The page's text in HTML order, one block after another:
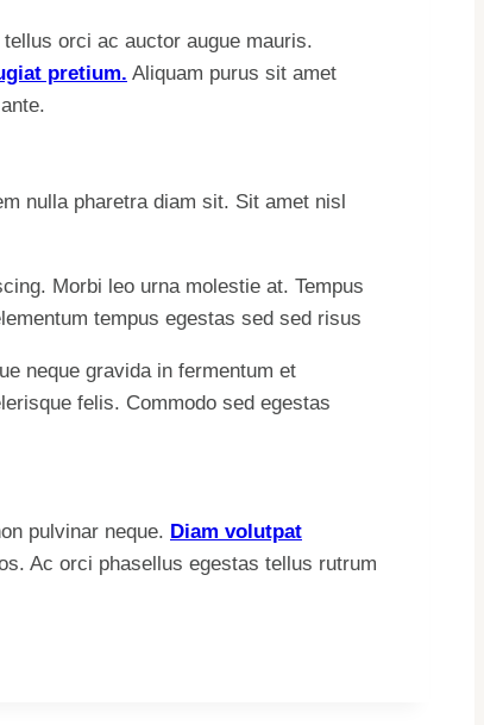
orci ac auctor augue mauris.
pretium. Aliquam purus sit amet
nulla pharetra diam sit. Sit amet nisl
Morbi leo urna molestie at. Tempus
tempus egestas sed sed risus
neque gravida in fermentum et
felis. Commodo sed egestas
pulvinar neque. Diam volutpat
Ac orci phasellus egestas tellus rutrum